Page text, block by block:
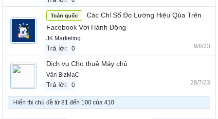
Toàn quốc
Các Chỉ Số Đo Lường Hiệu Qủa Trên
Facebook Với Hành Động
JK Marketing
Trả lời: 0 9/8/23
Dịch vụ Cho thuê Máy chủ
Vân BizMaC
Trả lời: 0 28/7/23
Hiển thị chủ đề từ 81 đến 100 của 410